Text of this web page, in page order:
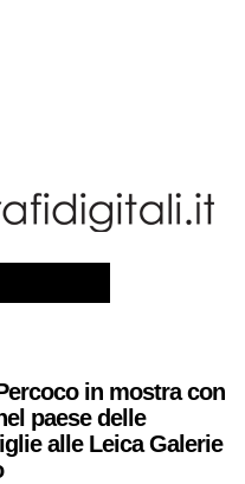
in mostra con
paese delle
alle Leica Galerie